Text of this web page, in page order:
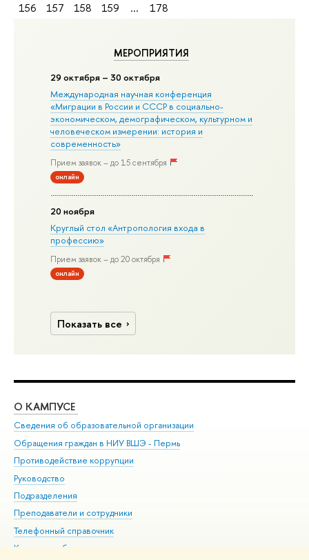
МЕРОПРИЯТИЯ
29 октября – 30 октября
Международная научная конференция
«Миграции в Росcии и СССР в социально-
экономическом, демографическом, культурном и
человеческом измерении: история и
современность»
Прием заявок – до 15 сентября
онлайн
20 ноября
Круглый стол «Антропология входа в
профессию»
Прием заявок – до 20 октября
онлайн
Показать все
156
157 158 159 ... 178
О КАМПУСЕ
Сведения об образовательной организации
Обращения граждан в НИУ ВШЭ - Пермь
Противодействие коррупции
Руководство
Подразделения
Преподаватели и сотрудники
Телефонный справочник
Корпуса и общежития